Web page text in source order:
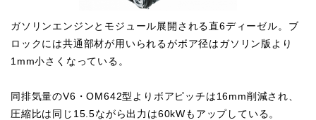
ガソリンエンジンとモジュール展開される直6ディーゼル。ブ
ロックには共通部材が用いられるがボア径はガソリン版より
1mm小さくなっている。
同排気量のV6・OM642型よりボアピッチは16mm削減され、
圧縮比は同じ15.5ながら出力は60kWもアップしている。